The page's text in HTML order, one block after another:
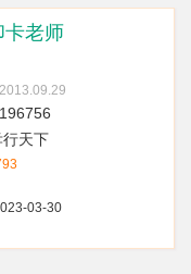
卡老师
天下
03-30